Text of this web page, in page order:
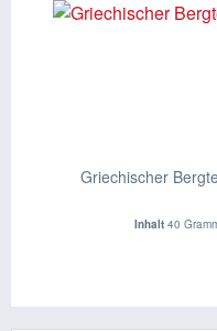
Griechischer
Inhalt 40